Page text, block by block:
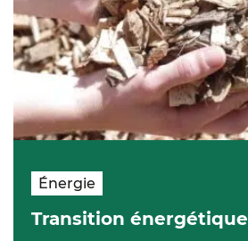
Énergie
Transition énergétique